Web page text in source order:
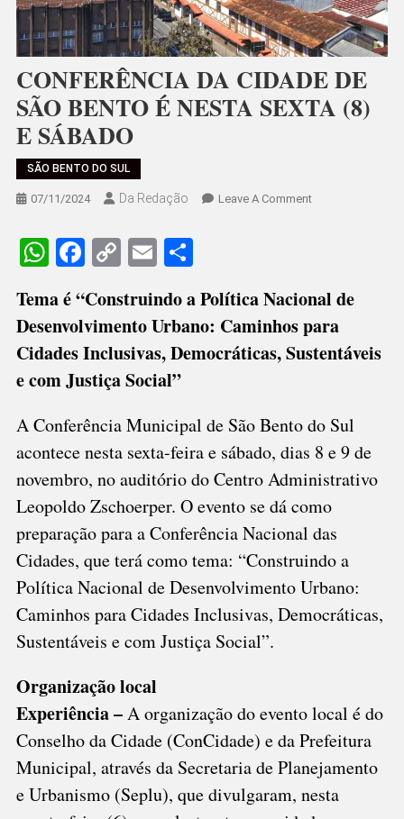
CONFERÊNCIA DA CIDADE DE
SÃO BENTO É NESTA SEXTA (8)
E SÁBADO
SÃO BENTO DO SUL
07/11/2024 Da Redação Leave A CommentOn
SÃO
BENTO
NESTA
E
SÁBADO
WhatsApp
Facebook
CopyEmailShare
Tema é “Construindo a Política Nacional de
Desenvolvimento Urbano: Caminhos para
Cidades Inclusivas, Democráticas, Sustentáveis
e com Justiça Social”
A Conferência Municipal de São Bento do Sul
acontece nesta sexta-feira e sábado, dias 8 e 9 de
novembro, no auditório do Centro Administrativo
Leopoldo Zschoerper. O evento se dá como
preparação para a Conferência Nacional das
Cidades, que terá como tema: “Construindo a
Política Nacional de Desenvolvimento Urbano:
Caminhos para Cidades Inclusivas, Democráticas,
Sustentáveis e com Justiça Social”.
Organização local
Experiência –A organização do evento local é do
Conselho da Cidade (ConCidade) e da Prefeitura
Municipal, através da Secretaria de Planejamento
e Urbanismo (Seplu), que divulgaram, nesta